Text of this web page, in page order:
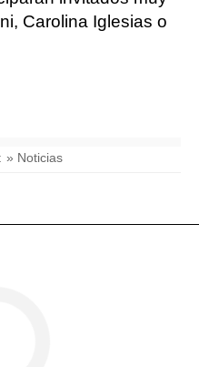
Carolina Iglesias o
» Noticias